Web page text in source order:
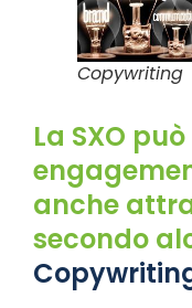
Copywriting
La SXO
anche
secondo